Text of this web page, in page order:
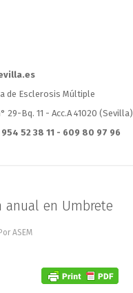
de Esclerosis Múltiple
29-Bq. 11 - Acc.A 41020 (Sevilla)
52 38 11 - 609 80 97 96
anual en Umbrete
Por ASEM